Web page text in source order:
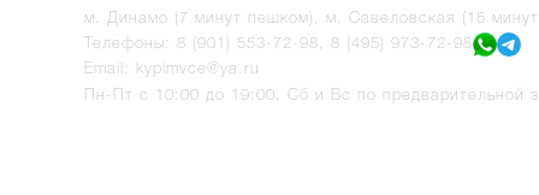
м. Динамо (7 минут пешком), м. Савеловская (15
Телефоны: 8 (901) 553-72-98
8 (495) 973-72-98
Email: kypimvce@ya.ru
Пн-Пт с 10:00 до 19:00, Сб и Вс по предварительной